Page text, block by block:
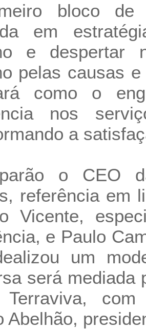
bloco de
em
e despertar
pelas causas
como o
nos
a
o CEO
referência em
Vicente,
e Paulo
um
será mediada
Terraviva,
Abelhão,